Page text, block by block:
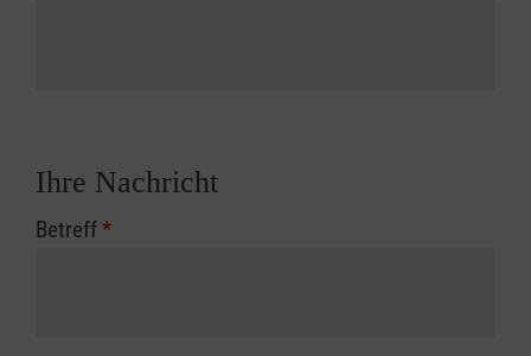
Ihre Nachricht
Betreff*